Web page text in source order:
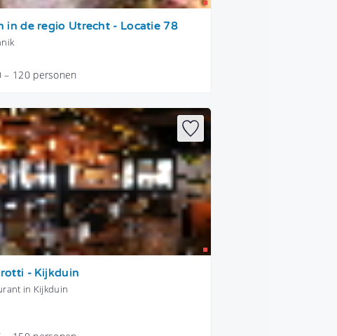
in de regio Utrecht - Locatie 78
– 120 personen
- Kijkduin
in Kijkduin